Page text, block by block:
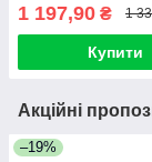
1 197,90 ₴ 1
Купити
Акційні
–19%